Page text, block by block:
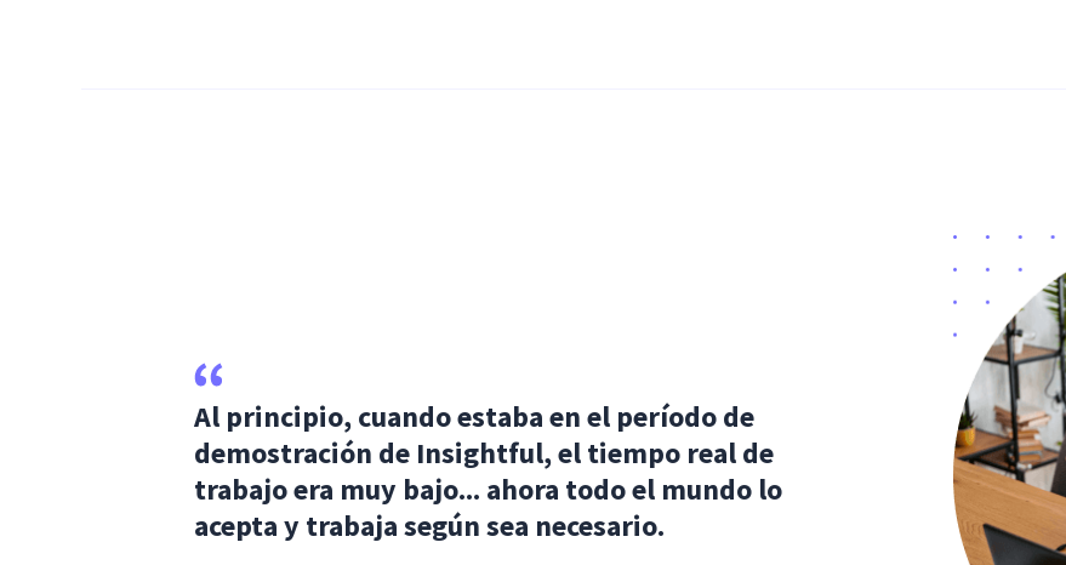
Al principio, cuando estaba en el período de
demostración de Insightful, el tiempo real de
trabajo era muy bajo... ahora todo el mundo lo
acepta y trabaja según sea necesario.